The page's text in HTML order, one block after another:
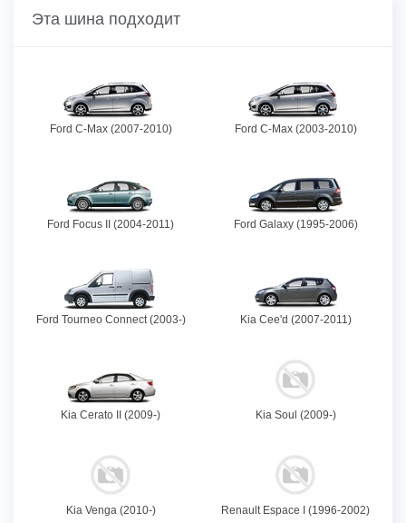
Эта шина подходит
Ford C-Max (2007-2010) Ford C-Max (2003-2010)
Ford Focus II (2004-2011) Ford Galaxy (1995-2006)
Ford Tourneo Connect (2003-) Kia Cee'd (2007-2011)
Kia Cerato II (2009-) Kia Soul (2009-)
Kia Venga (2010-) Renault Espace I (1996-2002)